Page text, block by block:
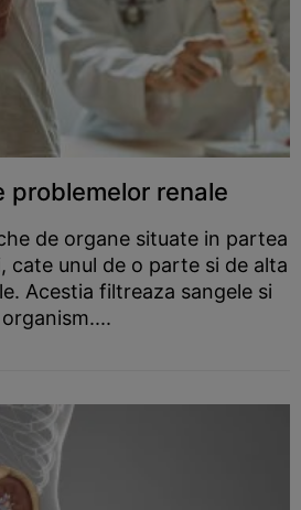
problemelor renale
de organe situate in partea
cate unul de o parte si de alta
Acestia filtreaza sangele si